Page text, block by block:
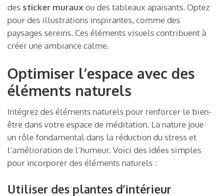
des sticker muraux ou des tableaux apaisants. Optez
pour des illustrations inspirantes, comme des
paysages sereins. Ces éléments visuels contribuent à
créer une ambiance calme.
Optimiser l’espace avec des
éléments naturels
Intégrez des éléments naturels pour renforcer le bien-
être dans votre espace de méditation. La nature joue
un rôle fondamental dans la réduction du stress et
l’amélioration de l’humeur. Voici des idées simples
pour incorporer des éléments naturels :
Utiliser des plantes d’intérieur